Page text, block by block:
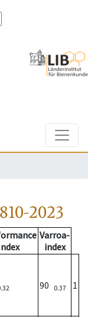
2023
ndex
Varroa-
index
90 0.37 1